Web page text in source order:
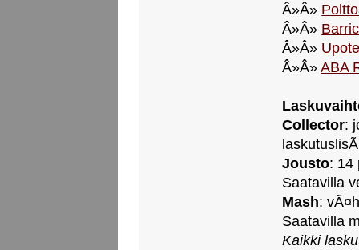
Â»Â»
Â»Â»
Â»Â»
Â»Â»ABA
Collector:
Jousto: 14
Saatavilla
Mash:
Saatavilla
Kaikki